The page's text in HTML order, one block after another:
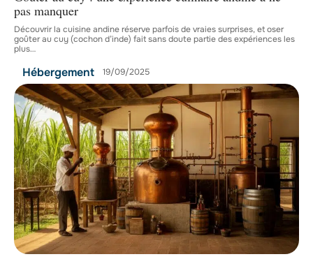
pas manquer
Découvrir la cuisine andine réserve parfois de vraies surprises, et oser
goûter au cuy (cochon d’inde) fait sans doute partie des expériences les
plus…
Hébergement 19/09/2025